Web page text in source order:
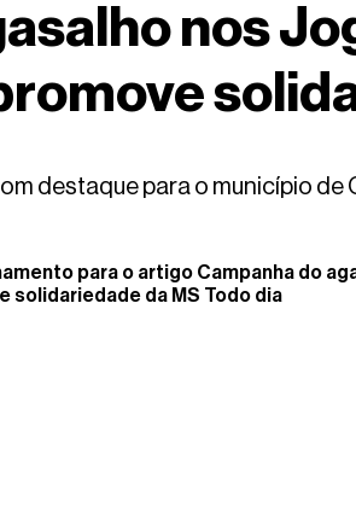
nos
destaque para o município de